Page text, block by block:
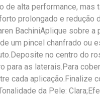
de alta performance,
prolongado e redução
BachiniAplique sobre a
um pincel chanfrado ou
no centro do
para as laterais.Para
cada aplicação.Finalize
da Pele: